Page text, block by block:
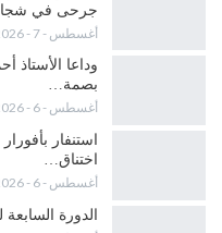
جرحى في
أغسطس - 7 - 2026
وداعا الأستاذ
بصمة…
أغسطس - 6 - 2026
اختناق…
أغسطس - 6 - 2026
الدورة